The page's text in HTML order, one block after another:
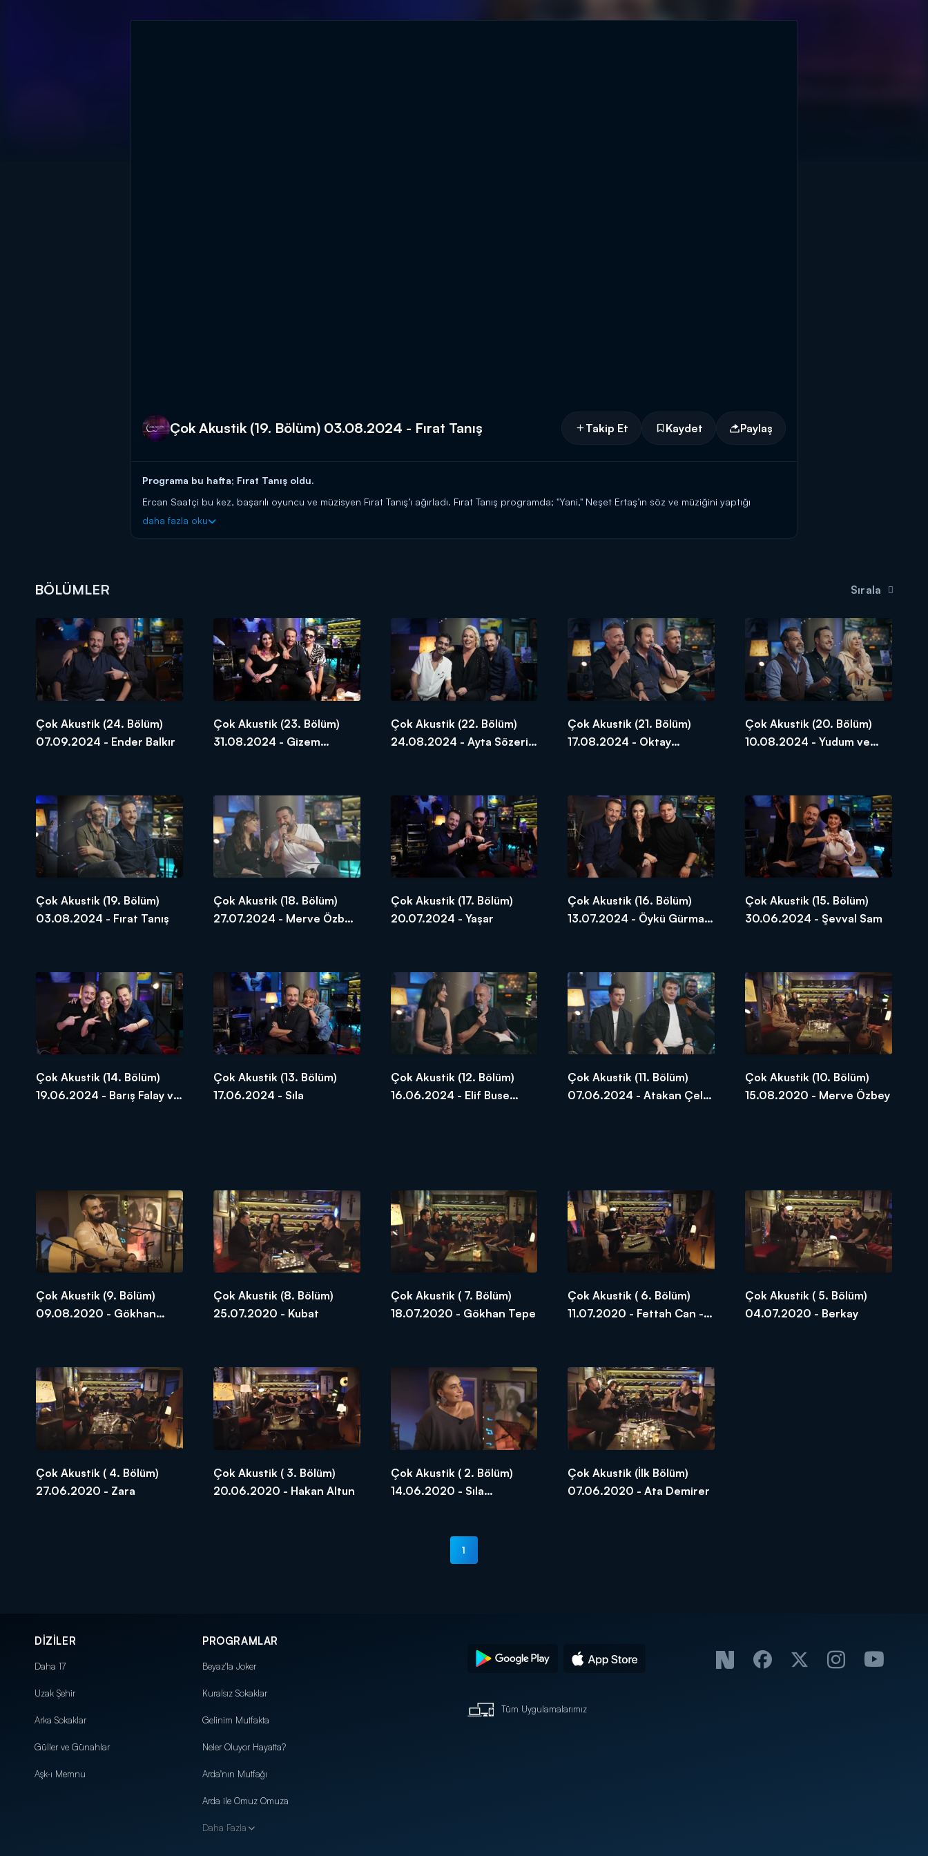
Çok Akustik (19. Bölüm) 03.08.2024 - Fırat Tanış Takip Et Kaydet Paylaş
Programa bu hafta; Fırat Tanış oldu.
Ercan Saatçi bu kez, başarılı oyuncu ve müzisyen Fırat Tanış’ı ağırladı. Fırat Tanış programda; "Yani," Neşet Ertaş’ın söz ve müziğini yaptığı
"Çiçekler Ekiliyor" ve "Sevda Kuşun Kanadında" gibi şarkıları akustik bir performansla seslendirdi. Fırat Tanış’ın eşsiz performansları ve keyifli
daha fazla oku
BÖLÜMLER Sırala
Çok Akustik (24. Bölüm)
07.09.2024 - Ender Balkır
Çok Akustik (23. Bölüm)
31.08.2024 - Gizem
Çok Akustik (22. Bölüm)
24.08.2024 - Ayta Sözeri
Çok Akustik (21. Bölüm)
17.08.2024 - Oktay
Çok Akustik (20. Bölüm)
10.08.2024 - Yudum ve
Çok Akustik (19. Bölüm)
03.08.2024 - Fırat Tanış
Çok Akustik (18. Bölüm)
27.07.2024 - Merve Özbey
Çok Akustik (17. Bölüm)
20.07.2024 - Yaşar
Çok Akustik (16. Bölüm)
13.07.2024 - Öykü Gürman
Çok Akustik (15. Bölüm)
30.06.2024 - Şevval Sam
Çok Akustik (14. Bölüm)
19.06.2024 - Barış Falay ve
Çok Akustik (13. Bölüm)
17.06.2024 - Sıla
Çok Akustik (12. Bölüm)
16.06.2024 - Elif Buse
Çok Akustik (11. Bölüm)
07.06.2024 - Atakan Çelik
Çok Akustik (10. Bölüm)
15.08.2020 - Merve Özbey
Çok Akustik (9. Bölüm)
09.08.2020 - Gökhan
Çok Akustik (8. Bölüm)
25.07.2020 - Kubat
Çok Akustik ( 7. Bölüm)
18.07.2020 - Gökhan Tepe
Çok Akustik ( 6. Bölüm)
11.07.2020 - Fettah Can -
Çok Akustik ( 5. Bölüm)
04.07.2020 - Berkay
Çok Akustik ( 4. Bölüm)
27.06.2020 - Zara
Çok Akustik ( 3. Bölüm)
20.06.2020 - Hakan Altun
Çok Akustik ( 2. Bölüm)
14.06.2020 - Sıla
Çok Akustik (İlk Bölüm)
07.06.2020 - Ata Demirer
1
DİZİLER
Daha 17
Uzak Şehir
Arka Sokaklar
Güller ve Günahlar
Aşk-ı Memnu
PROGRAMLAR
Beyaz'la Joker
Kuralsız Sokaklar
Gelinim Mutfakta
Neler Oluyor Hayatta?
Arda'nın Mutfağı
Arda ile Omuz Omuza
Daha Fazla
Tüm Uygulamalarımız